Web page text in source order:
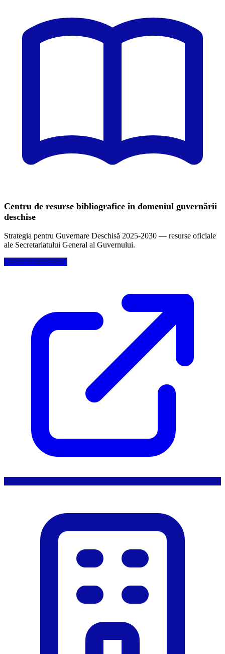
Centru de resurse bibliografice în domeniul guvernării
deschise
Strategia pentru Guvernare Deschisă 2025-2030 — resurse oficiale
ale Secretariatului General al Guvernului.
Accesează resursele